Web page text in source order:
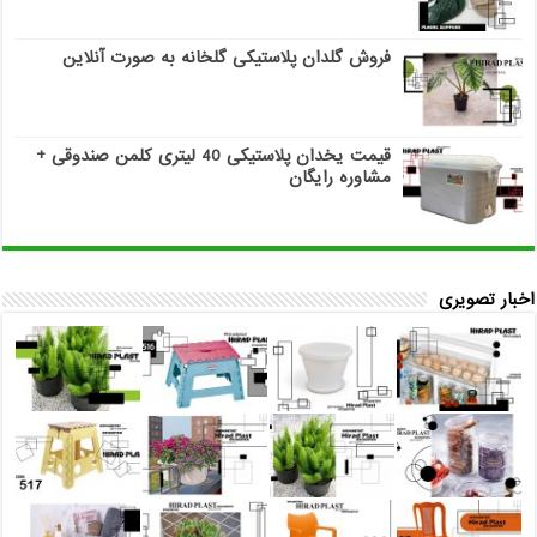
فروش گلدان پلاستیکی گلخانه به صورت آنلاین
قیمت یخدان پلاستیکی 40 لیتری کلمن صندوقی +
مشاوره رایگان
اخبار تصویری